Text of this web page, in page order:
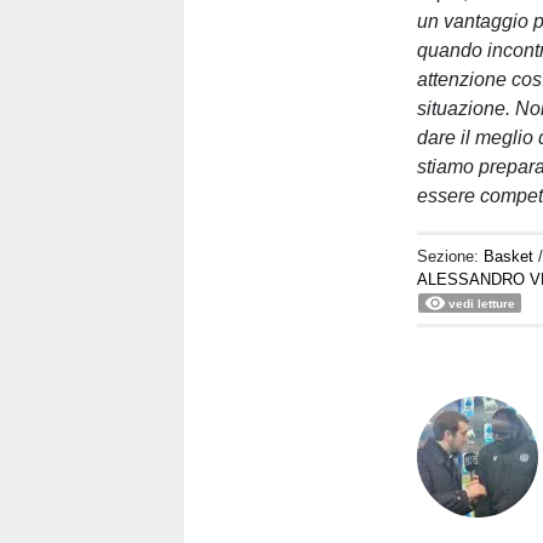
un vantaggio
quando
attenzione
situazione.
dare il meglio
stiamo
essere
Sezione: Basket
ALESSANDRO
vedi letture